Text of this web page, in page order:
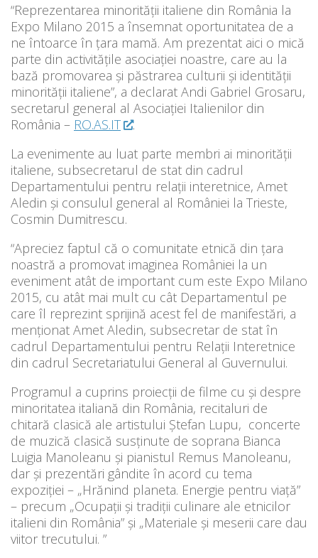
“Reprezentarea minorității italiene din România la
Expo Milano 2015 a însemnat oportunitatea de a
ne întoarce în țara mamă. Am prezentat aici o mică
parte din activitățile asociaț​iei​ noastre, care au la
bază promovarea și păstrarea culturii și identității
minorității italiene​”, a declarat Andi Gabriel Grosaru,
secretarul general al Asociației Italienilor din
România – RO.AS.IT
​.
La evenimente au luat parte membri ai minori​tății
italiene, subsecretarul de stat din cadrul
Departamentului pentru relații interetnice, Amet
Aledin și consulul general al României la Trieste,
Cosmin Dumitrescu.
“Apreciez faptul că o comunitate etnică din țara
noastră a promovat imaginea României la un
eveniment atât de important cum este Expo Milano
2015, cu atât mai mult cu cât Departamentul pe
care îl reprezint sprijină acest fel de manifestări, a
menționat Amet Aledin, subsecretar de stat în
cadrul Departamentului pentru R​​el​ații​ ​​Interetnice
din cadrul Secretariatului General al Guvernului.​
Programul a cuprins proiecții de filme cu și despre
minoritatea italiană din România, recitaluri de
chitară clasică ale artistului Ștefan Lupu, concerte
de muzică clasică susținute de soprana Bianca
Luigia Manoleanu și pianistul Remus Manoleanu,
dar și prezentări gândite în acord cu tema
expoziției – „Hrănind planeta. Energie pentru viață”
– precum „Ocupații și tradiții culinare ale etnicilor
italieni din România” și „Materiale și meserii care dau
viitor trecutului. ”